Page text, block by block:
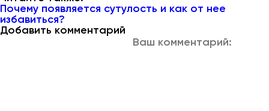
Почему появляется сутулость и как от нее
избавиться?
Добавить комментарий